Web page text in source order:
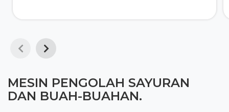
MESIN PENGOLAH SAYURAN
DAN BUAH-BUAHAN.